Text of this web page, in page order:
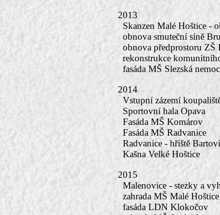
2013
Skanzen Malé Hoštice -
obnova smuteční síně
obnova předprostoru ZŠ
rekonstrukce
fasáda MŠ Slezská
2014
Vstupní zázemí
Sportovní hala Opava
Fasáda MŠ Komárov
Fasáda MŠ Radvanice
Radvanice - hřiště
Kašna Velké Hoštice
2015
Malenovice - stezky a
zahrada MŠ Malé Hoštice
fasáda LDN Klokočov